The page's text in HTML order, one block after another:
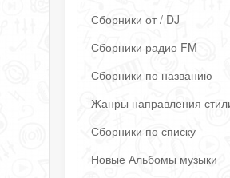
Сборники от / DJ
Сборники радио FM
Сборники по названию
Жанры направления
Сборники по списку
Новые Альбомы музыки